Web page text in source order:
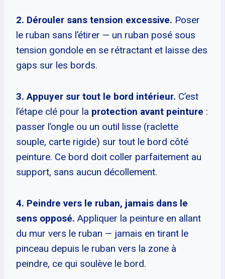
2. Dérouler sans tension excessive. Poser
le ruban sans l’étirer — un ruban posé sous
tension gondole en se rétractant et laisse des
gaps sur les bords.
3. Appuyer sur tout le bord intérieur. C’est
l’étape clé pour la protection avant peinture :
passer l’ongle ou un outil lisse (raclette
souple, carte rigide) sur tout le bord côté
peinture. Ce bord doit coller parfaitement au
support, sans aucun décollement.
4. Peindre vers le ruban, jamais dans le
sens opposé. Appliquer la peinture en allant
du mur vers le ruban — jamais en tirant le
pinceau depuis le ruban vers la zone à
peindre, ce qui soulève le bord.